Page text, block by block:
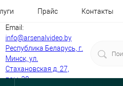
Прайс Контакты
Email:
info@arsenalvideo.by
Республика Беларусь, г.
Минск, ул.
Стахановская д. 27,
пом. 30